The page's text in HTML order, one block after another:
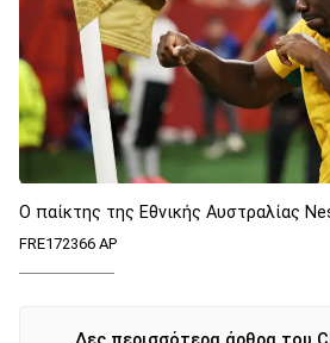
Ο παίκτης της Εθνικής Αυστραλίας
FRE172366 AP